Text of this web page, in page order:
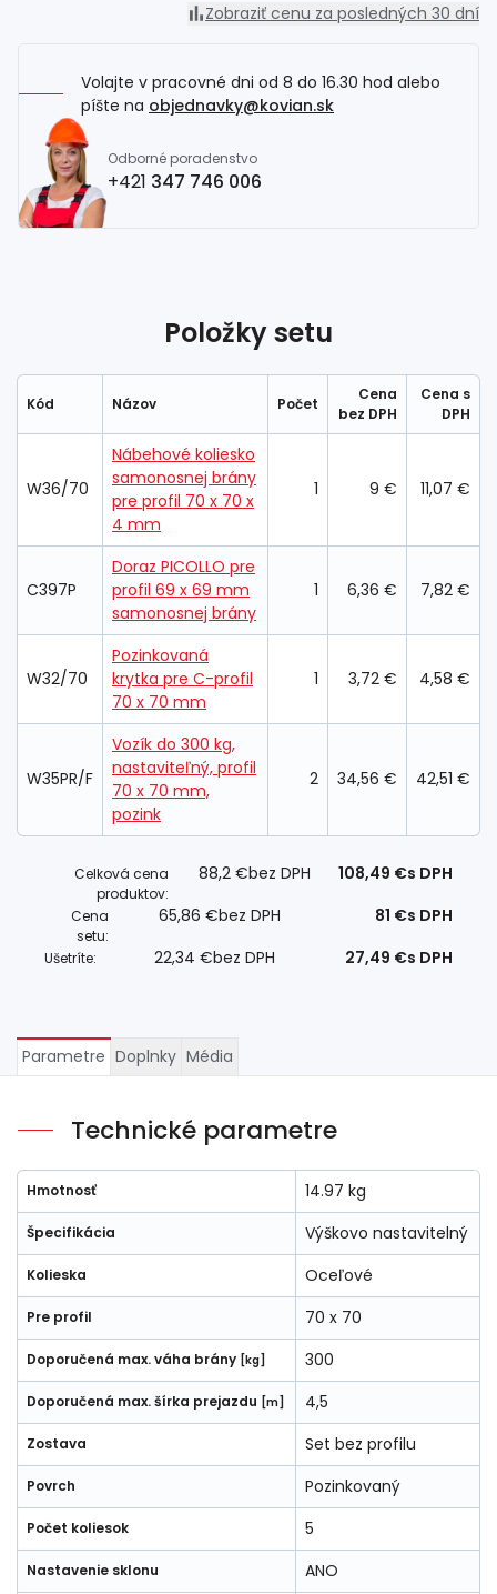
Zobraziť cenu za posledných 30 dní
Volajte v pracovné dni od 8 do 16.30 hod alebo
píšte na objednavky@kovian.sk
Odborné poradenstvo
+421 347 746 006
Položky setu
Kód Názov Počet
Cena
bez DPH
Cena s
DPH
W36/70
Nábehové koliesko
samonosnej brány
pre profil 70 x 70 x
4 mm
1 9 € 11,07 €
C397P
Doraz PICOLLO pre
profil 69 x 69 mm
samonosnej brány
1 6,36 € 7,82 €
W32/70
Pozinkovaná
krytka pre C-profil
70 x 70 mm
1 3,72 € 4,58 €
W35PR/F
Vozík do 300 kg,
nastaviteľný, profil
70 x 70 mm,
pozink
2 34,56 € 42,51 €
Celková cena
produktov:
88,2 €bez DPH 108,49 €s DPH
Cena
setu:
65,86 €bez DPH 81 €s DPH
Ušetríte: 22,34 €bez DPH 27,49 €s DPH
Parametre Doplnky Média
Technické parametre
Hmotnosť 14.97 kg
Špecifikácia Výškovo nastavitelný
Kolieska Oceľové
Pre profil 70 x 70
Doporučená max. váha brány [kg] 300
Doporučená max. šírka prejazdu [m] 4,5
Zostava Set bez profilu
Povrch Pozinkovaný
Počet koliesok 5
Nastavenie sklonu ANO